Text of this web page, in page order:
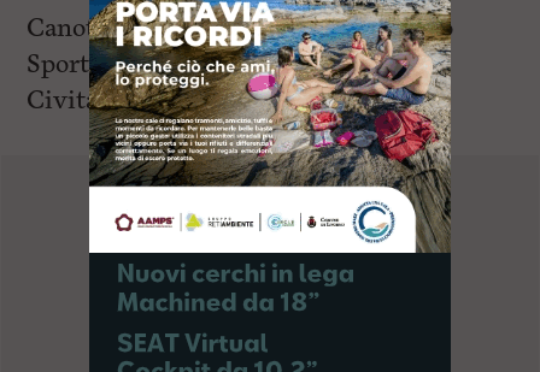
Canottieri Aniene, Due Ponti, Eschilo
Sporting Village, Nautilus, Nuotatori
Civitavecchiesi, Parco